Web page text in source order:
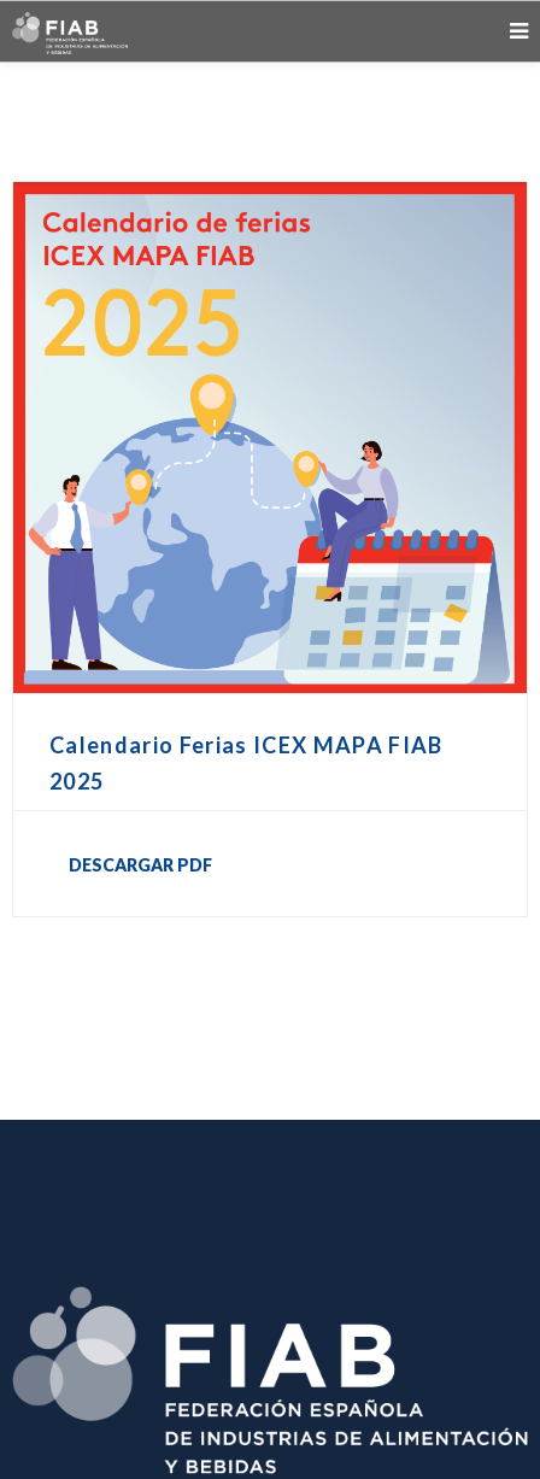
Calendario Ferias ICEX MAPA FIAB
2025
DESCARGAR PDF